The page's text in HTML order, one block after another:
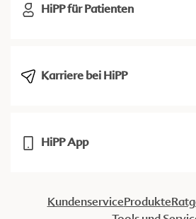
HiPP für Patienten
Karriere bei HiPP
HiPP App
KundenserviceProdukte